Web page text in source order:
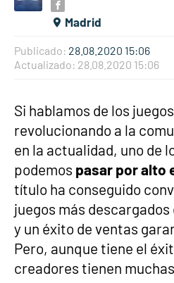
Madrid
Publicado: 28.08.2020 15:06
Actualizado: 28.08.2020 15:06
Si hablamos de los
revolucionando a la
en la actualidad, uno de
podemos pasar por alto
título ha conseguido
juegos más
y un éxito de ventas
Pero, aunque tiene el
creadores tienen